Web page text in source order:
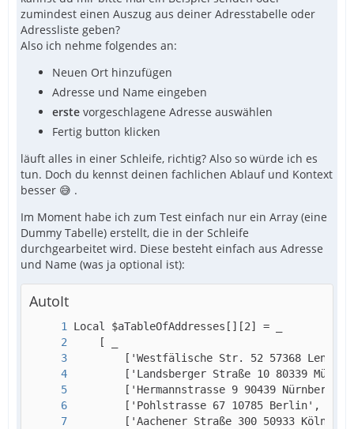
zumindest einen Auszug aus deiner Adresstabelle oder
Adressliste geben?
Also ich nehme folgendes an:
Neuen Ort hinzufügen
Adresse und Name eingeben
erste vorgeschlagene Adresse auswählen
Fertig button klicken
läuft alles in einer Schleife, richtig? Also so würde ich es
tun. Doch du kennst deinen fachlichen Ablauf und Kontext
besser 😅 .
Im Moment habe ich zum Test einfach nur ein Array (eine
Dummy Tabelle) erstellt, die in der Schleife
durchgearbeitet wird. Diese besteht einfach aus Adresse
und Name (was ja optional ist):
AutoIt